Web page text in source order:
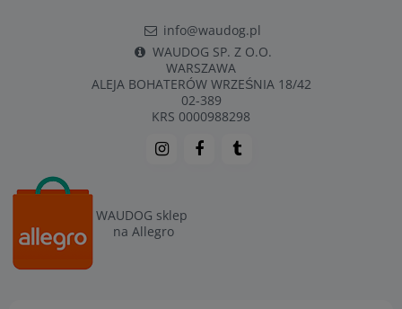
info@waudog.pl
WAUDOG SP. Z O.O.
WARSZAWA
ALEJA BOHATERÓW WRZEŚNIA 18/42
02-389
KRS 0000988298
WAUDOG sklep
na Allegro